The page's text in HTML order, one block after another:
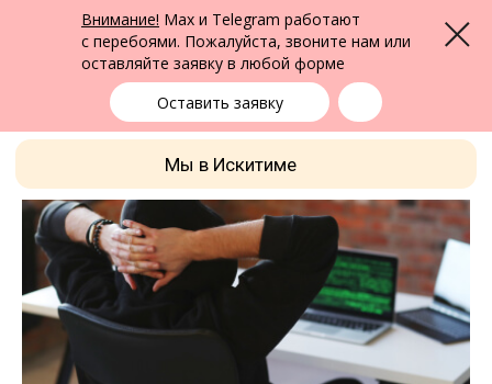
Внимание! Max и Telegram работают
с перебоями. Пожалуйста, звоните нам или
оставляйте заявку в любой форме
Оставить заявку
Меню
Мы в Искитиме
Юридическая помощь в Бердске
ФПК Альтернатива
Бердск
выбрать город
+7 (383) 322-24-65